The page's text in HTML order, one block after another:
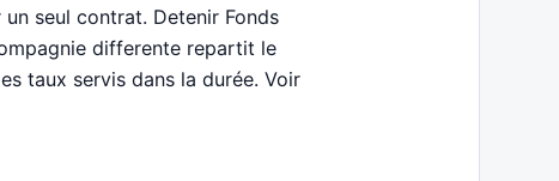
seul contrat. Detenir Fonds
differente repartit le
taux servis dans la durée. Voir